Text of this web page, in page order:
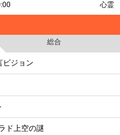
心霊
総合
ビジョン
ド上空の謎